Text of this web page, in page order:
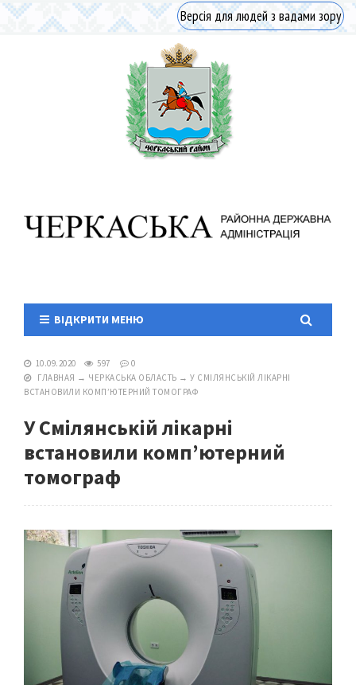
Версія для людей з вадами зору
ВІДКРИТИ МЕНЮ
10.09.2020 597
0
ГЛАВНАЯ → ЧЕРКАСЬКА ОБЛАСТЬ → У СМІЛЯНСЬКІЙ ЛІКАРНІ
ВСТАНОВИЛИ КОМП’ЮТЕРНИЙ ТОМОГРАФ
У Смілянській лікарні
встановили комп’ютерний
томограф